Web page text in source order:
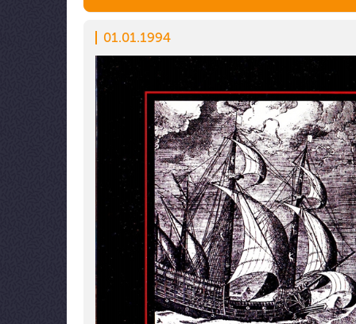
01.01.1994